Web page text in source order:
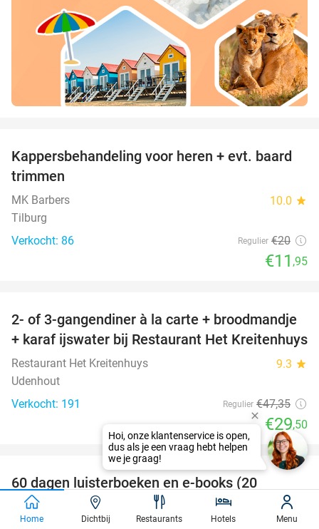
40%
Kappersbehandeling voor heren + evt. baard
trimmen
MK Barbers 10.0 star
Tilburg
Verkocht: 86
Regulier €20
€11 ,95
38%
2- of 3-gangendiner à la carte + broodmandje
+ karaf ijswater bij Restaurant Het Kreitenhuys
Restaurant Het Kreitenhuys 9.3 star
Udenhout
Verkocht: 191
Regulier €47,35
€29,50
100%
favorite_border
60 dagen luisterboeken en e-books (20
luisteruren)
Nextory
Home Dichtbij Restaurants Hotels Menu